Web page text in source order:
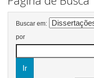
Buscar em:
por